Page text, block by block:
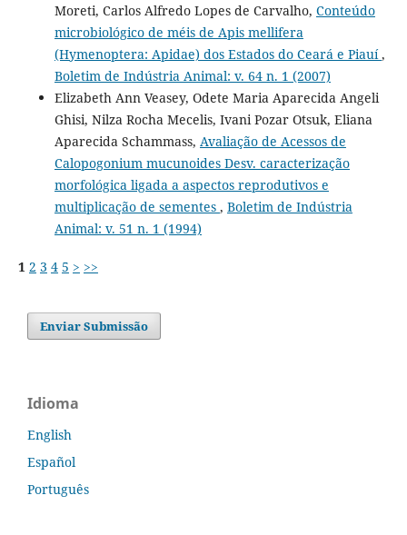
Moreti, Carlos Alfredo Lopes de Carvalho, Conteúdo
microbiológico de méis de Apis mellifera
(Hymenoptera: Apidae) dos Estados do Ceará e Piauí,
Boletim de Indústria Animal: v. 64 n. 1 (2007)
Elizabeth Ann Veasey, Odete Maria Aparecida Angeli
Ghisi, Nilza Rocha Mecelis, Ivani Pozar Otsuk, Eliana
Aparecida Schammass, Avaliação de Acessos de
Calopogonium mucunoides Desv. caracterização
morfológica ligada a aspectos reprodutivos e
multiplicação de sementes , Boletim de Indústria
Animal: v. 51 n. 1 (1994)
1 2 3 4 5 > >>
Enviar Submissão
Idioma
English
Español
Português